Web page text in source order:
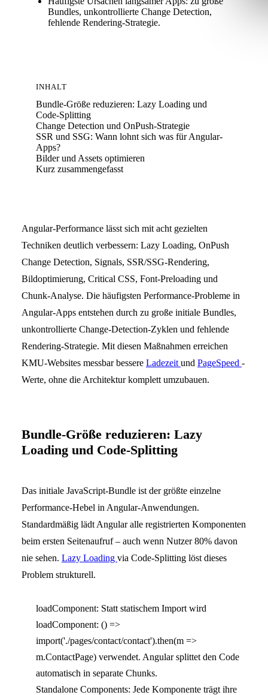
Bundles, unkontrollierte Change Detection,
fehlende Rendering-Strategie.
INHALT
Bundle-Größe reduzieren: Lazy Loading und
Code-Splitting
Change Detection und OnPush-Strategie
SSR und SSG: Wann lohnt sich was für Angular-
Apps?
Bilder und Assets optimieren
Kurz zusammengefasst
Angular-Performance lässt sich mit acht gezielten
Techniken deutlich verbessern: Lazy Loading, OnPush
Change Detection, Signals, SSR/SSG-Rendering,
Bildoptimierung, Critical CSS, Font-Preloading und
Chunk-Analyse. Die häufigsten Performance-Probleme in
Angular-Apps entstehen durch zu große initiale Bundles,
unkontrollierte Change-Detection-Zyklen und fehlende
Rendering-Strategie. Mit diesen Maßnahmen erreichen
KMU-Websites messbar bessere Ladezeit und PageSpeed -
Werte, ohne die Architektur komplett umzubauen.
Bundle-Größe reduzieren: Lazy
Loading und Code-Splitting
Das initiale JavaScript-Bundle ist der größte einzelne
Performance-Hebel in Angular-Anwendungen.
Standardmäßig lädt Angular alle registrierten Komponenten
beim ersten Seitenaufruf – auch wenn Nutzer 80% davon
nie sehen. Lazy Loading via Code-Splitting löst dieses
Problem strukturell.
loadComponent: Statt statischem Import wird
loadComponent: () =>
import('./pages/contact/contact').then(m =>
m.ContactPage) verwendet. Angular splittet den Code
automatisch in separate Chunks.
Standalone Components: Jede Komponente trägt ihre